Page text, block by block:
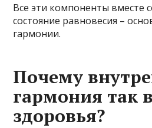
Все эти компоненты вместе
состояние равновесия –
гармонии.
Почему
гармония так
здоровья?